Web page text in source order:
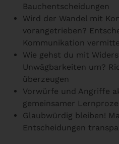
Bauchentscheidungen
Wird der Wandel mit
vorangetrieben?
Kommunikation
Wie gehst du mit
Unwägbarkeiten um?
überzeugen
Vorwürfe und Angriffe
gemeinsamer
Glaubwürdig bleiben!
Entscheidungen